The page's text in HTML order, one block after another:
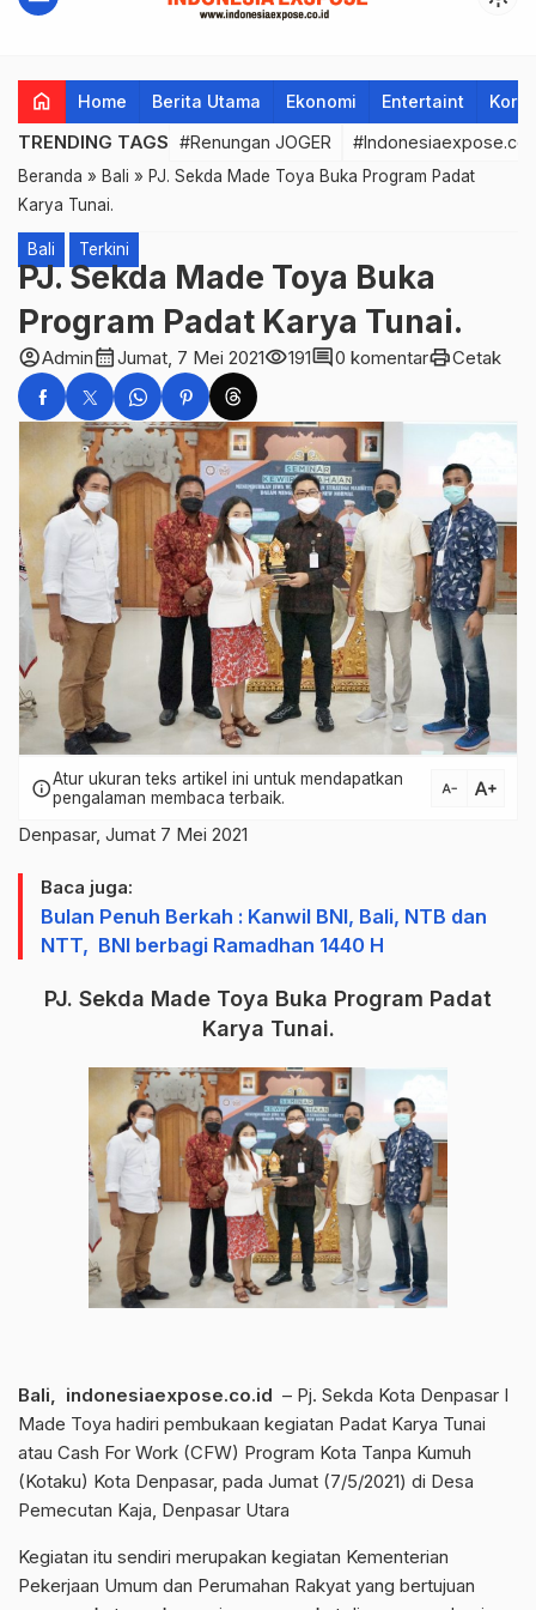
home Home Berita Utama Ekonomi Entertaint
TRENDING TAGS #Renungan JOGER
Beranda » Bali » PJ. Sekda Made Toya Buka Program Padat
Karya Tunai.
Bali Terkini
PJ. Sekda Made Toya Buka
Program Padat Karya Tunai.
account_circleAdmincalendar_monthJumat, 7 Mei 2021visibility191comment0 komentarprintCetak
infoAtur ukuran teks artikel ini untuk mendapatkan
pengalaman membaca terbaik.
text_decrease text_increase
Denpasar, Jumat 7 Mei 2021
Baca juga:
Bulan Penuh Berkah : Kanwil BNI, Bali, NTB dan
NTT, BNI berbagi Ramadhan 1440 H
PJ. Sekda Made Toya Buka Program Padat
Karya Tunai.
Bali, indonesiaexpose.co.id – Pj. Sekda Kota Denpasar I
Made Toya hadiri pembukaan kegiatan Padat Karya Tunai
atau Cash For Work (CFW) Program Kota Tanpa Kumuh
(Kotaku) Kota Denpasar, pada Jumat (7/5/2021) di Desa
Pemecutan Kaja, Denpasar Utara
Kegiatan itu sendiri merupakan kegiatan Kementerian
Pekerjaan Umum dan Perumahan Rakyat yang bertujuan